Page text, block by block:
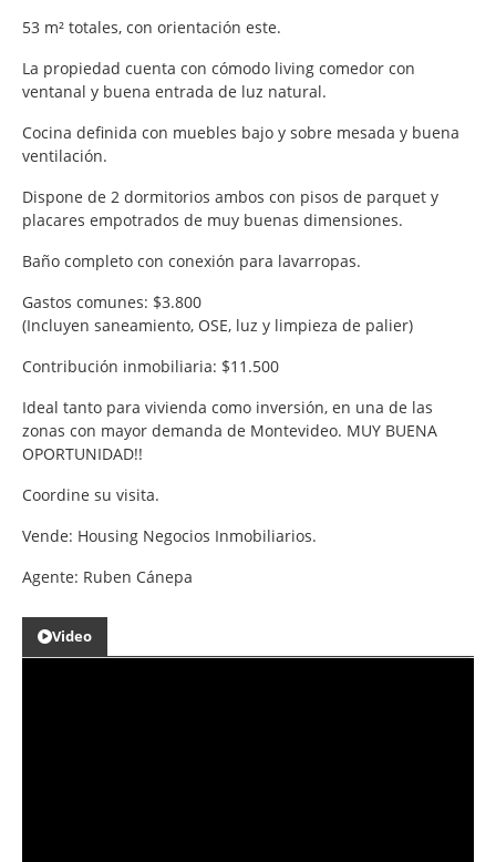
53 m² totales, con orientación este.
La propiedad cuenta con cómodo living comedor con
ventanal y buena entrada de luz natural.
Cocina definida con muebles bajo y sobre mesada y buena
ventilación.
Dispone de 2 dormitorios ambos con pisos de parquet y
placares empotrados de muy buenas dimensiones.
Baño completo con conexión para lavarropas.
Gastos comunes: $3.800
(Incluyen saneamiento, OSE, luz y limpieza de palier)
Contribución inmobiliaria: $11.500
Ideal tanto para vivienda como inversión, en una de las
zonas con mayor demanda de Montevideo. MUY BUENA
OPORTUNIDAD!!
Coordine su visita.
Vende: Housing Negocios Inmobiliarios.
Agente: Ruben Cánepa
Video